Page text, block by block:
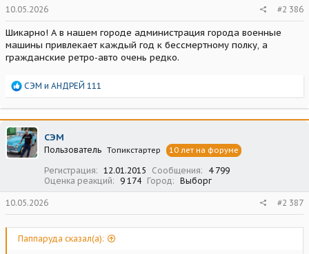
10.05.2026 #2 386
Шикарно! А в нашем городе администрация города военные
машины привлекает каждый год к бессмертному полку, а
гражданские ретро-авто очень редко.
Р
а
к
ц
и
и
СЭМ и АНДРЕЙ 111
СЭМ
Пользователь Топикстартер 10 лет на форуме
Регистрация 12.01.2015 Сообщения
4 799
Оценка реакций
9 174 Город Выборг
10.05.2026 #2 387
Паппаруда сказал(а):